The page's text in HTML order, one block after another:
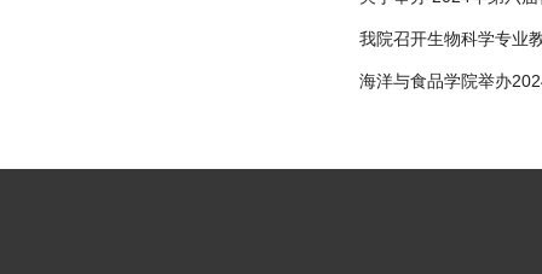
我院召开生物科学专业
海洋与食品学院举办